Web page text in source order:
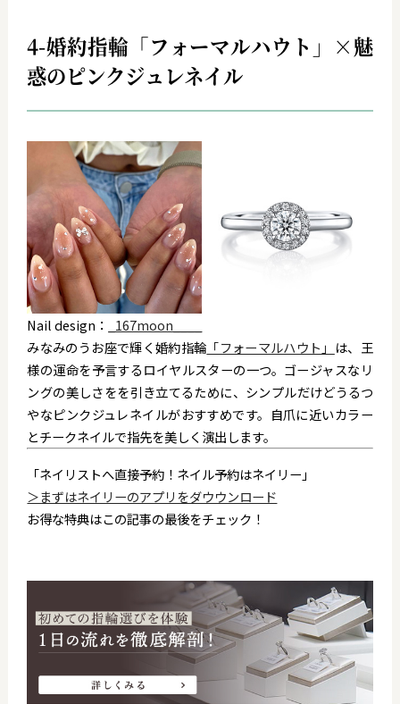
4-婚約指輪「フォーマルハウト」×魅
惑のピンクジュレネイル
Nail design：
_167moon____
みなみのうお座で輝く婚約指輪 「フォーマルハウト」 は、王
様の運命を予言するロイヤルスターの一つ。ゴージャスなリ
ングの美しさをを引き立てるために、シンプルだけどうるつ
やなピンクジュレネイルがおすすめです。 自爪に近いカラー
とチークネイルで指先を美しく演出します。
「ネイリストへ直接予約！ネイル予約はネイリー」
＞まずはネイリーのアプリをダウウンロード
お得な特典はこの記事の最後をチェック！